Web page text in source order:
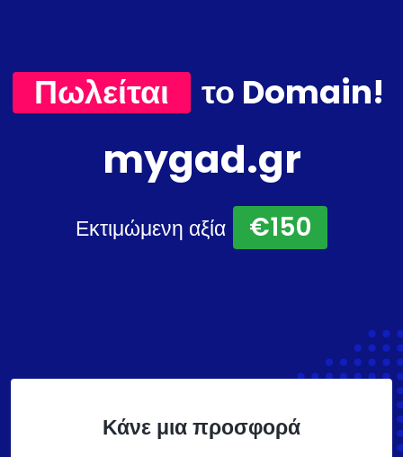
Πωλείται το Domain!
mygad.gr
Εκτιμώμενη αξία €150
Κάνε μια προσφορά